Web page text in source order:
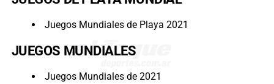
Juegos Mundiales de Playa 2021
JUEGOS MUNDIALES
Juegos Mundiales de 2021